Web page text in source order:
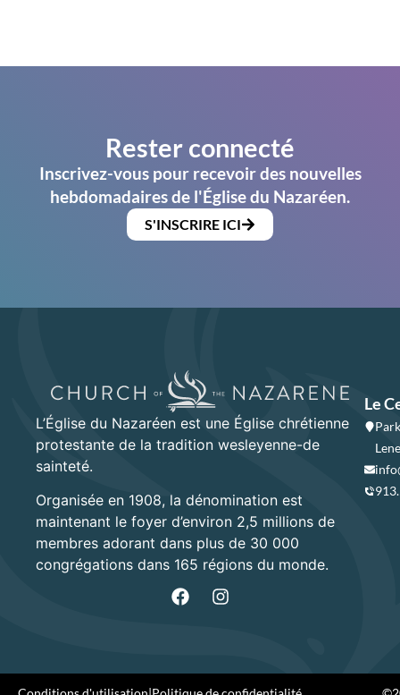
Rester connecté
Inscrivez-vous pour recevoir des nouvelles
hebdomadaires de l'Église du Nazaréen.
S'INSCRIRE ICI
L’Église du Nazaréen est une Église chrétienne
protestante de la tradition wesleyenne-de
sainteté.
Organisée en 1908, la dénomination est
maintenant le foyer d’environ 2,5 millions de
membres adorant dans plus de 30 000
congrégations dans 165 régions du monde.
Le